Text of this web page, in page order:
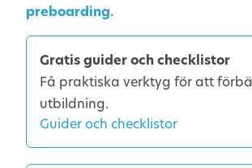
preboarding.
Gratis guider och checklistor
Få praktiska verktyg för att
utbildning.
Guider och checklistor